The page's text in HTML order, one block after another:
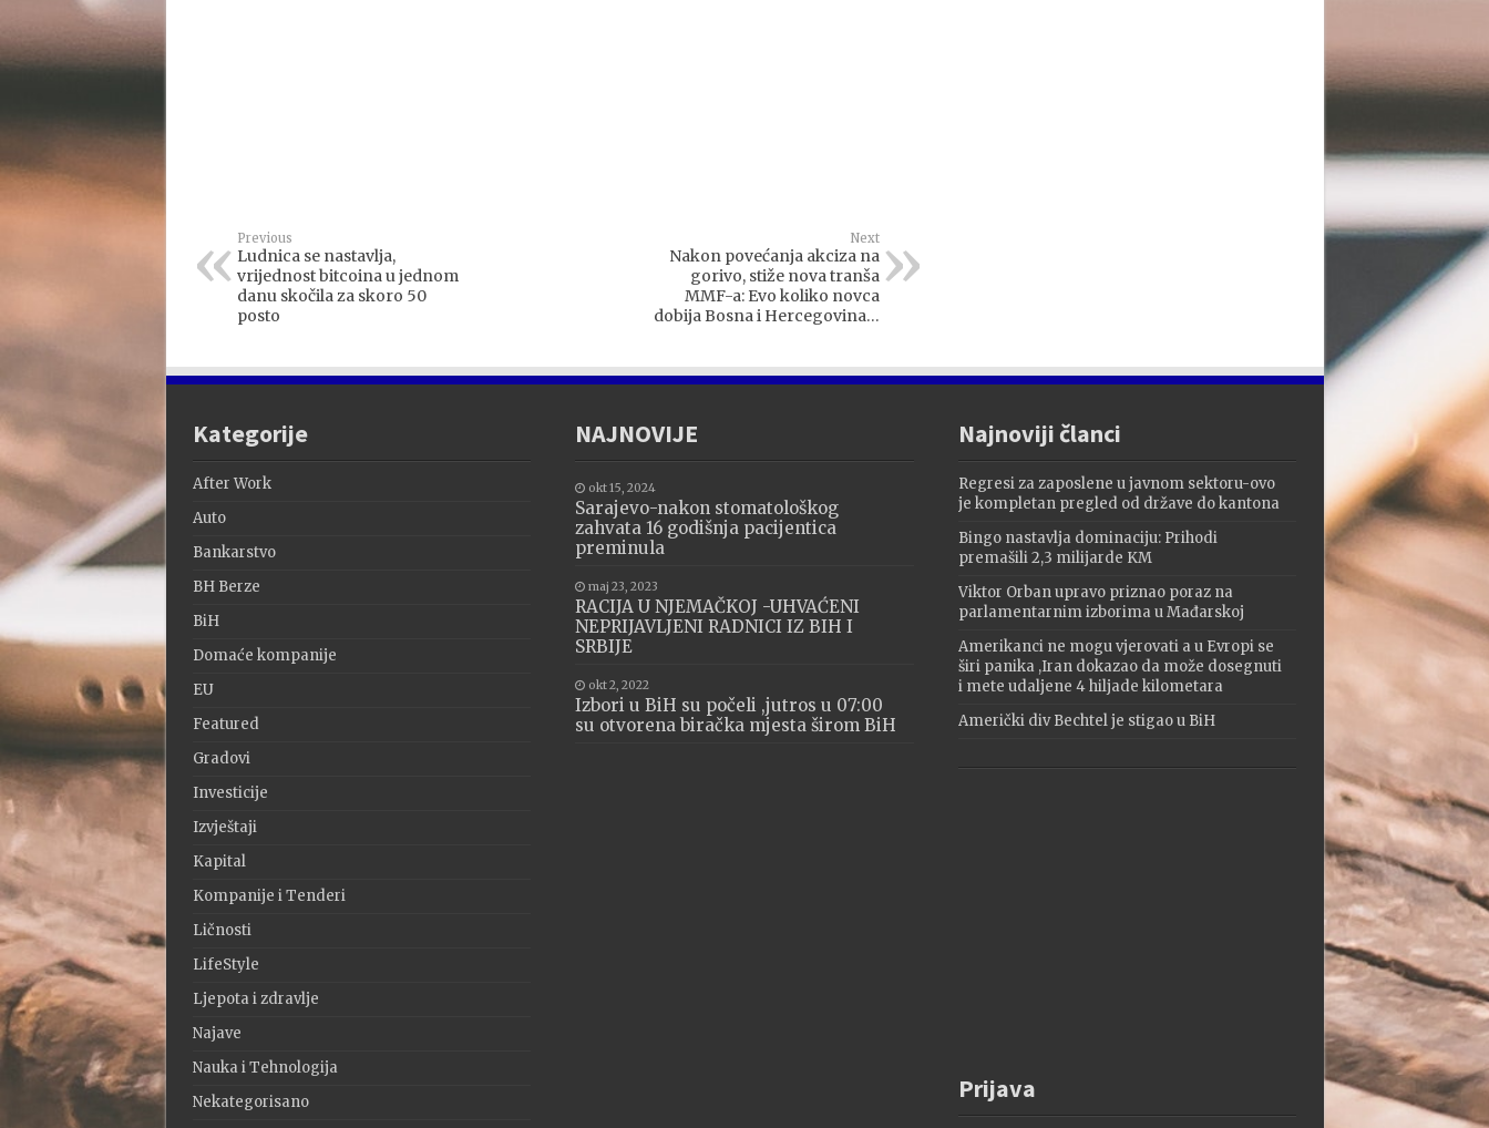
Previous
Ludnica se nastavlja,
vrijednost bitcoina u jednom
danu skočila za skoro 50
posto
Next
Nakon povećanja akciza na
gorivo, stiže nova tranša
MMF-a: Evo koliko novca
dobija Bosna i Hercegovina…
Kategorije
After Work
Auto
Bankarstvo
BH Berze
BiH
Domaće kompanije
EU
Featured
Gradovi
Investicije
Izvještaji
Kapital
Kompanije i Tenderi
Ličnosti
LifeStyle
Ljepota i zdravlje
Najave
Nauka i Tehnologija
Nekategorisano
NAJNOVIJE
okt 15, 2024
Sarajevo-nakon stomatološkog
zahvata 16 godišnja pacijentica
preminula
maj 23, 2023
RACIJA U NJEMAČKOJ -UHVAĆENI
NEPRIJAVLJENI RADNICI IZ BIH I
SRBIJE
okt 2, 2022
Izbori u BiH su počeli ,jutros u 07:00
su otvorena biračka mjesta širom BiH
Najnoviji članci
Regresi za zaposlene u javnom sektoru-ovo
je kompletan pregled od države do kantona
Bingo nastavlja dominaciju: Prihodi
premašili 2,3 milijarde KM
Viktor Orban upravo priznao poraz na
parlamentarnim izborima u Mađarskoj
Amerikanci ne mogu vjerovati a u Evropi se
širi panika ,Iran dokazao da može dosegnuti
i mete udaljene 4 hiljade kilometara
Američki div Bechtel je stigao u BiH
Prijava